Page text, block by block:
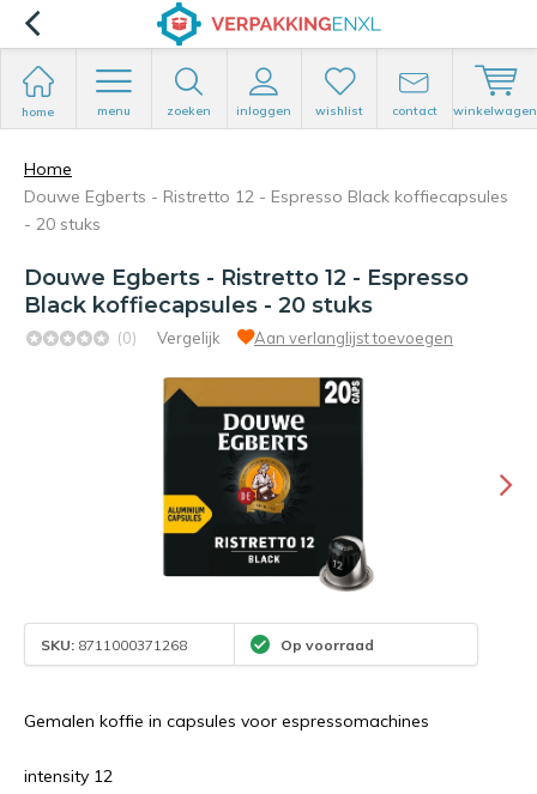
home menu zoeken inloggen wishlist contact winkelwagen
Home
Douwe Egberts - Ristretto 12 - Espresso Black koffiecapsules
- 20 stuks
Douwe Egberts - Ristretto 12 - Espresso
Black koffiecapsules - 20 stuks
(0) Vergelijk Aan verlanglijst toevoegen
SKU: 8711000371268 Op voorraad
Gemalen koffie in capsules voor espressomachines
intensity 12